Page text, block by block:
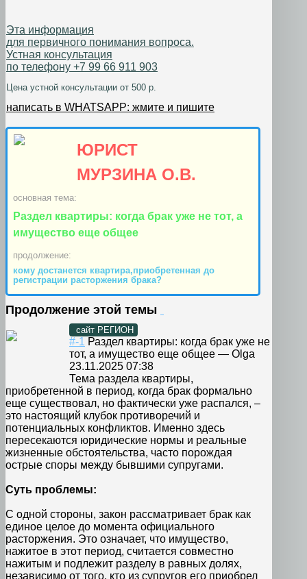
Эта информация
для первичного понимания вопроса.
Устная консультация
по телефону +7 99 66 911 903
Цена устной консультации от 500 р.
написать в WHATSAPP: жмите и пишите
ЮРИСТ
МУРЗИНА О.В.
основная тема:
Раздел квартиры: когда брак уже не тот, а
имущество еще общее
продолжение:
кому достанется квартира,приобретенная до
регистрации расторжения брака?
Продолжение этой темы
сайт РЕГИОН
#-1 Раздел квартиры: когда брак уже не
тот, а имущество еще общее — Olga
23.11.2025 07:38
Тема раздела квартиры,
приобретенной в период, когда брак формально
еще существовал, но фактически уже распался, –
это настоящий клубок противоречий и
потенциальных конфликтов. Именно здесь
пересекаются юридические нормы и реальные
жизненные обстоятельства, часто порождая
острые споры между бывшими супругами.
Суть проблемы:
С одной стороны, закон рассматривает брак как
единое целое до момента официального
расторжения. Это означает, что имущество,
нажитое в этот период, считается совместно
нажитым и подлежит разделу в равных долях,
независимо от того, кто из супругов его приобрел